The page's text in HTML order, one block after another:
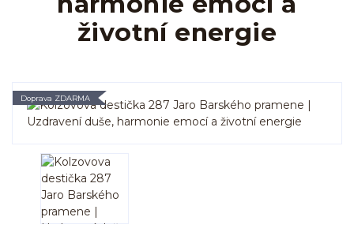
životní energie
Doprava ZDARMA